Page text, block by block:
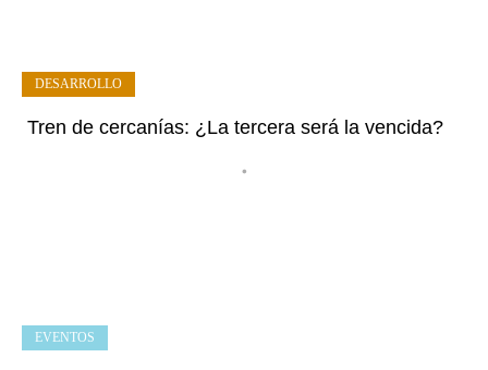
Tren de cercanías: ¿La tercera será la vencida?
•
DESARROLLO
EVENTOS